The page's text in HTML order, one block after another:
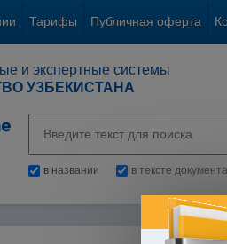
Тарифы Публичная оферта
и экспертные системы
УЗБЕКИСТАНА
в названии в тексте документа